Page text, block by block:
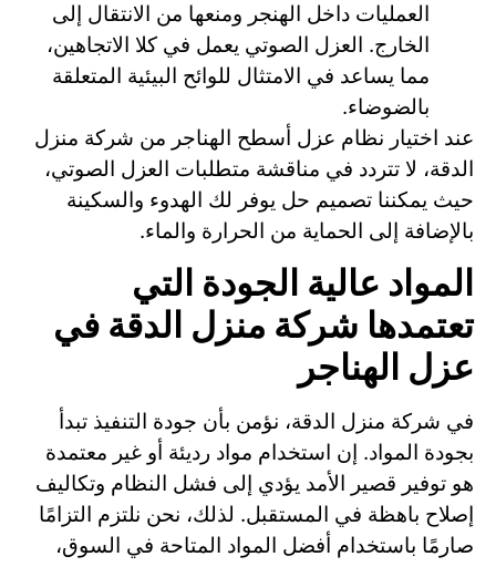
العمليات داخل الهنجر ومنعها من الانتقال إلى
الخارج. العزل الصوتي يعمل في كلا الاتجاهين،
مما يساعد في الامتثال للوائح البيئية المتعلقة
بالضوضاء.
عند اختيار نظام عزل أسطح الهناجر من شركة منزل
الدقة، لا تتردد في مناقشة متطلبات العزل الصوتي،
حيث يمكننا تصميم حل يوفر لك الهدوء والسكينة
بالإضافة إلى الحماية من الحرارة والماء.
المواد عالية الجودة التي
تعتمدها شركة منزل الدقة في
عزل الهناجر
في شركة منزل الدقة، نؤمن بأن جودة التنفيذ تبدأ
بجودة المواد. إن استخدام مواد رديئة أو غير معتمدة
هو توفير قصير الأمد يؤدي إلى فشل النظام وتكاليف
إصلاح باهظة في المستقبل. لذلك، نحن نلتزم التزامًا
صارمًا باستخدام أفضل المواد المتاحة في السوق،